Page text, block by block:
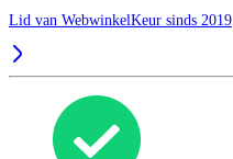
Lid van WebwinkelKeur sinds 2019